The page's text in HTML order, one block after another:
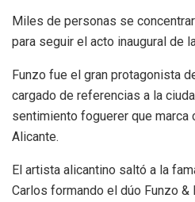
Miles de personas se
para seguir el acto inaugural de
Funzo fue el gran protagonista
cargado de referencias a la
sentimiento foguerer que marca
Alicante.
El artista alicantino saltó a la
Carlos formando el dúo Funzo &